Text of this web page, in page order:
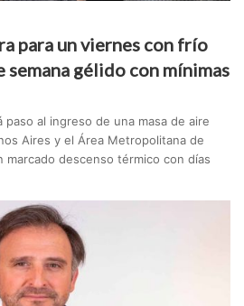
para un viernes con frío
semana gélido con mínimas
al ingreso de una masa de aire
Aires y el Área Metropolitana de
marcado descenso térmico con días